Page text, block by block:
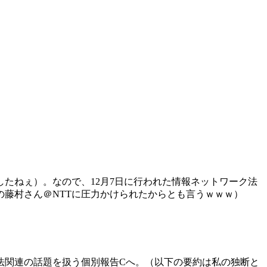
ねぇ）。なので、12月7日に行われた情報ネットワーク法
村さん＠NTTに圧力かけられたからとも言うｗｗｗ）
連の話題を扱う個別報告Cへ。（以下の要約は私の独断と